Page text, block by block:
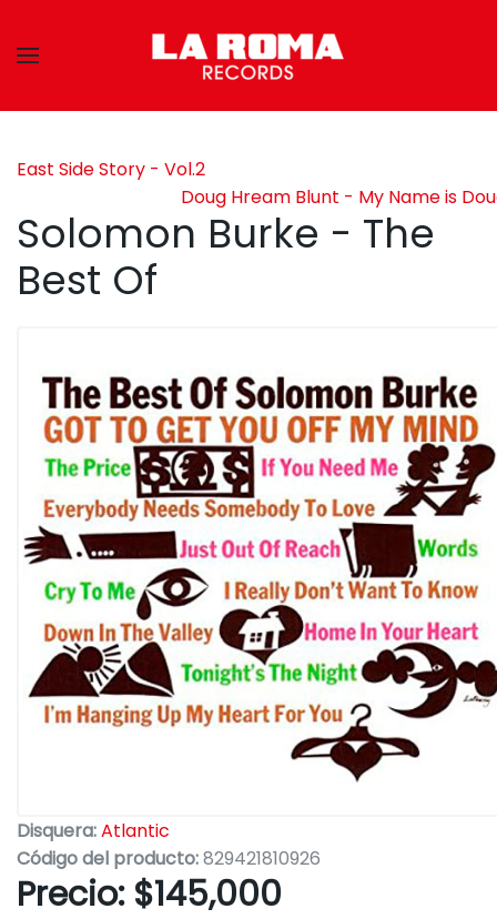
Skip to main content
East Side Story - Vol.2
Doug Hream Blunt - My Name is
Solomon Burke - The
Best Of
Disquera:Atlantic
Código del producto:829421810926
Precio: $145,000